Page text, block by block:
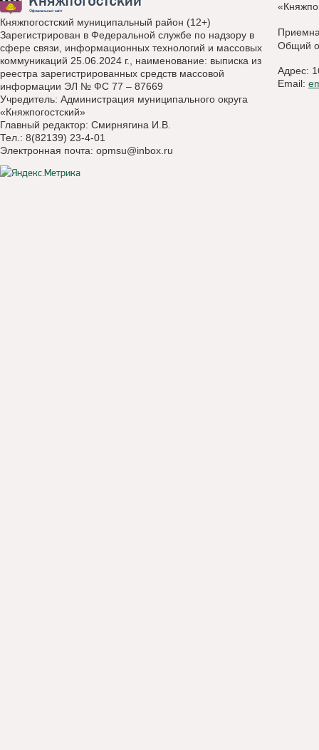
Княжпогостский муниципальный район (12+)
Зарегистрирован в Федеральной службе по надзору в
сфере связи, информационных технологий и массовых
коммуникаций 25.06.2024 г., наименование: выписка из
реестра зарегистрированных средств массовой
информации ЭЛ № ФС 77 – 87669
Учредитель: Администрация муниципального округа
«Княжпогостский»
Главный редактор: Смирнягина И.В.
Тел.: 8(82139) 23-4-01
Электронная почта: opmsu@inbox.ru
Общий
Адрес:
Email: